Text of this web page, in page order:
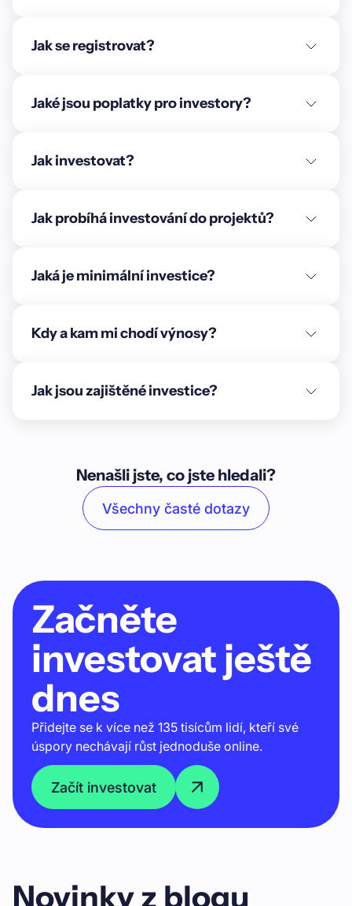
Jak se registrovat?
Jaké jsou poplatky pro investory?
Jak investovat?
Jak probíhá investování do projektů?
Jaká je minimální investice?
Kdy a kam mi chodí výnosy?
Jak jsou zajištěné investice?
Nenašli jste, co jste hledali?
Všechny časté dotazy
Začněte
investovat ještě
dnes
Přidejte se k více než 135 tisícům lidí, kteří své
úspory nechávají růst jednoduše online.
Začít investovat
Novinky z blogu